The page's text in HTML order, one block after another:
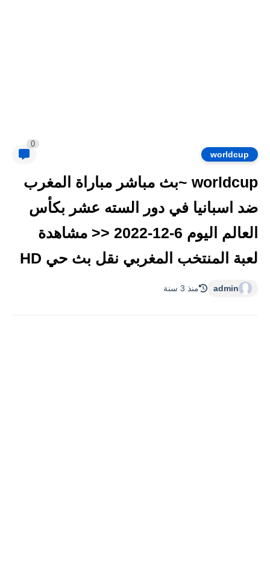
worldcup
0
worldcup ~بث مباشر مباراة المغرب
ضد اسبانيا في دور السته عشر بكأس
العالم اليوم 6-12-2022 << مشاهدة
لعبة المنتخب المغربي نقل بث حي HD
admin منذ 3 سنة